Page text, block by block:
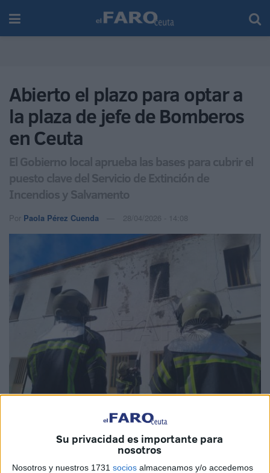
Su privacidad es importante para
nosotros
Nosotros y nuestros 1731 socios almacenamos y/o accedemos
Abierto el plazo para optar a
la plaza de jefe de Bomberos
en Ceuta
El Gobierno local aprueba las bases para cubrir el
puesto clave del Servicio de Extinción de
Incendios y Salvamento
Por Paola Pérez Cuenda 28/04/2026 - 14:08
Imagen de archivo